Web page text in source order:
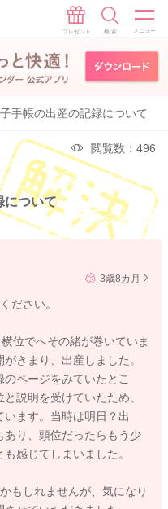
手帳の出産の記録について
閲覧数：496
について
3歳8カ月
ださい。
位でへその緒が巻いていま
きまり、出産しました。
ページをみていたとこ
説明を受けていたため、
ます。当時は明日？出
り、頭位だったらもう少
感じてしまいました。
もしれませんが、気になり